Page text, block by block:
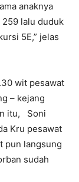
anaknya
lalu duduk
5E,” jelas
wit pesawat
– kejang
itu, Soni
Kru pesawat
pun langsung
sudah